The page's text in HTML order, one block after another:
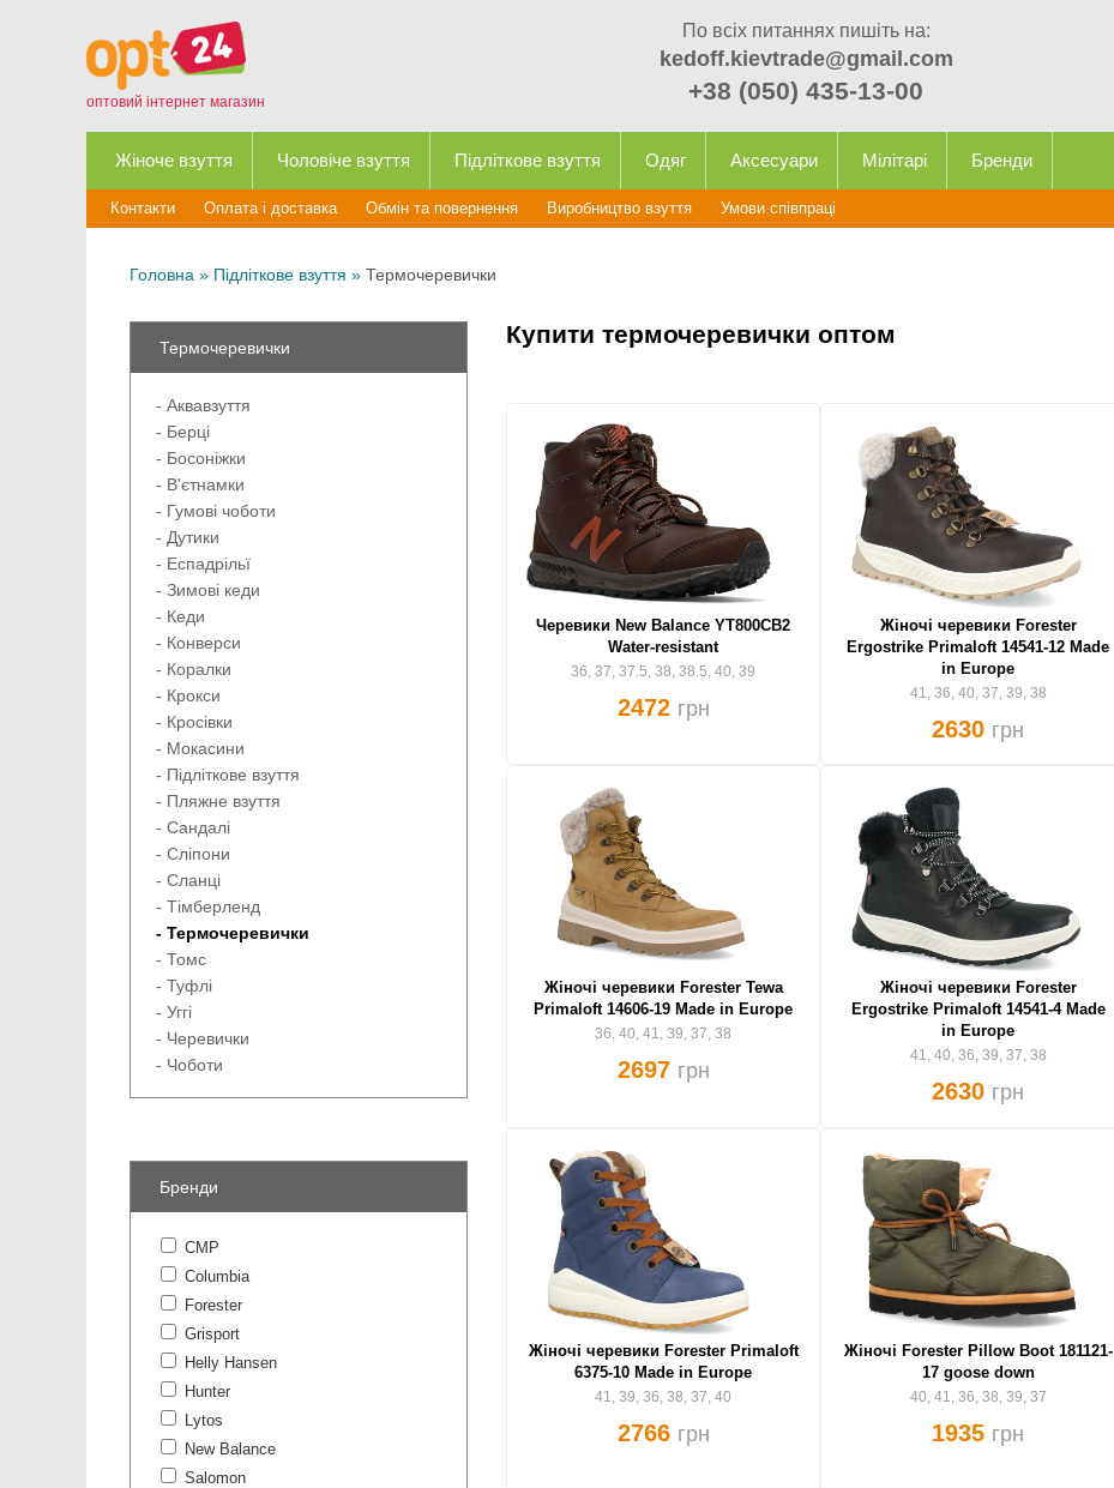
оптовий інтернет магазин
По всіх питаннях пишіть на:
kedoff.kievtrade@gmail.com
+38 (050) 435-13-00
Жіноче взуття Чоловіче взуття Підліткове взуття Одяг Аксесуари Мілітарі Бренди
Контакти Оплата і доставка Обмін та повернення Виробництво взуття Умови співпраці
Головна » Підліткове взуття » Термочеревички
Термочеревички
- Аквавзуття
- Берці
- Босоніжки
- В'єтнамки
- Гумові чоботи
- Дутики
- Еспадрільї
- Зимові кеди
- Кеди
- Конверси
- Коралки
- Крокси
- Кросівки
- Мокасини
- Підліткове взуття
- Пляжне взуття
- Сандалі
- Сліпони
- Сланці
- Тімберленд
- Термочеревички
- Томс
- Туфлі
- Уггі
- Черевички
- Чоботи
Бренди
CMP
Columbia
Forester
Grisport
Helly Hansen
Hunter
Lytos
New Balance
Salomon
Купити термочеревички оптом
Черевики New Balance YT800CB2
Water-resistant
36, 37, 37.5, 38, 38.5, 40, 39
2472 грн
Жіночі черевики Forester
Ergostrike Primaloft 14541-12 Made
in Europe
41, 36, 40, 37, 39, 38
2630 грн
Жіночі черевики Forester Tewa
Primaloft 14606-19 Made in Europe
36, 40, 41, 39, 37, 38
2697 грн
Жіночі черевики Forester
Ergostrike Primaloft 14541-4 Made
in Europe
41, 40, 36, 39, 37, 38
2630 грн
Жіночі черевики Forester Primaloft
6375-10 Made in Europe
41, 39, 36, 38, 37, 40
2766 грн
Жіночі Forester Pillow Boot 181121-
17 goose down
40, 41, 36, 38, 39, 37
1935 грн